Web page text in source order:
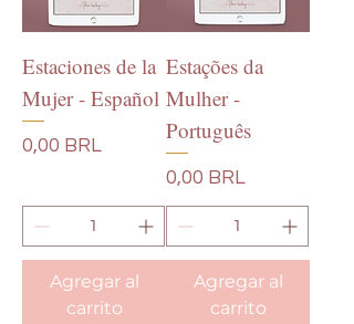
Estaciones de la
Mujer - Español
Precio
0,00 BRL
Agregar al
carrito
Estações da
Mulher -
Português
Precio
0,00 BRL
Agregar al
carrito